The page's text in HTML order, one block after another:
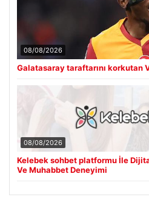
08/08/2026
Galatasaray taraftarını korkutan
08/08/2026
Kelebek sohbet platformu İle
Ve Muhabbet Deneyimi